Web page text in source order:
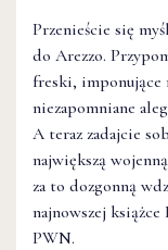
Przenieście się
do Arezzo.
freski, imponujące
niezapomniane
A teraz zadajcie
największą
za to dozgonną
najnowszej książce
PWN.